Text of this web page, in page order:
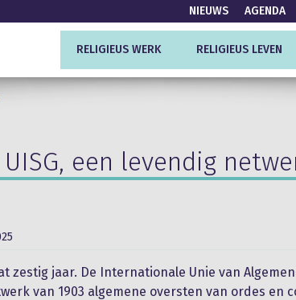
NIEUWS AGENDA
RELIGIEUS WERK RELIGIEUS LEVEN
een levendig
zestig jaar. De Internationale Unie van
van 1903 algemene oversten van ordes en